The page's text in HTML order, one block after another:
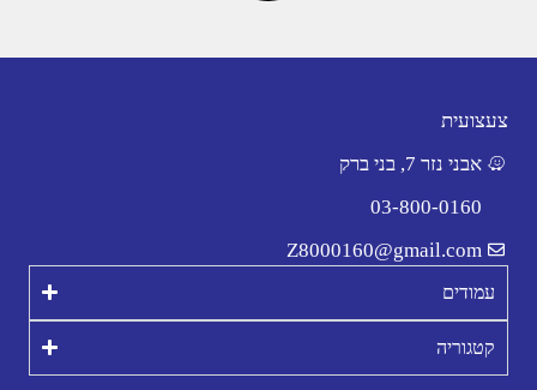
צעצועית
אבני נזר 7, בני ברק
03-800-0160
Z8000160@gmail.com
עמודים
קטגוריה